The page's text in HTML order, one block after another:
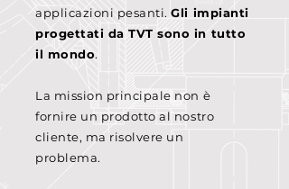
applicazioni pesanti.Gli impianti
progettati daTVT sono in tutto
il mondo.
La mission principale non è
fornire un prodotto al nostro
cliente, ma risolvere un
problema.